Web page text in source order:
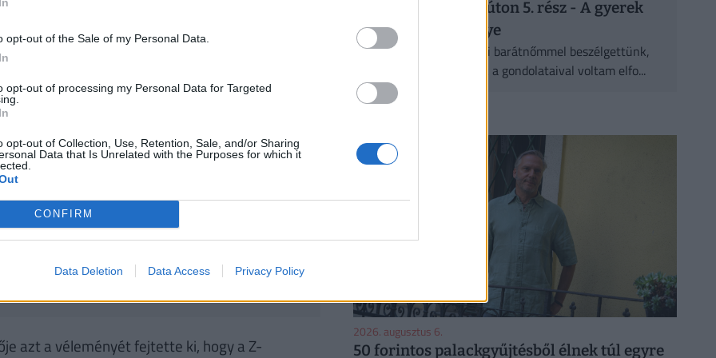
opt-out of the Sale of my Personal Data.
opt-out of processing my Personal Data for Targeted
opt-out of Collection, Use, Retention, Sale, and/or Sharing
Data that Is Unrelated with the Purposes for which it
CONFIRM
Data Deletion Data Access Privacy Policy
fel lehet venni
ajánlata sem:az UniCredit Banknál 6,78%, az
Banknál 7,02%.
kalkulációt végezni, saját preferenciáink
Ehhez keresd fel aPénzcentrum kalkulátorát.
a PENNY: ennyit kapnak idén a
a PENNY Magyarország, így a kereset
azt a véleményét fejtette ki, hogy a Z-
Halál felé vezető úton 5. rész - A gyerek
kicsi, de nem hülye
Pár nappal ezelőtt Gabi barátnőmmel beszélgettünk,
éppen ennek a cikknek a gondolataival voltam elfo...
2026. augusztus 6.
50 forintos palackgyűjtésből élnek túl egyre